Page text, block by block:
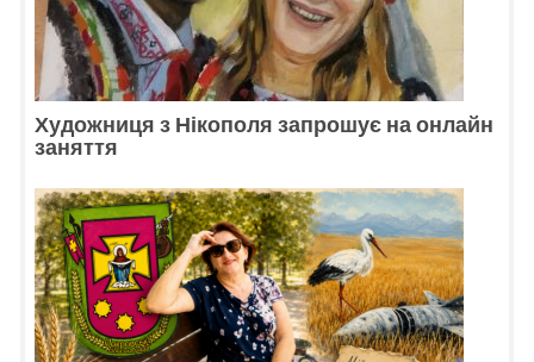
Художниця з Нікополя запрошує на онлайн
заняття